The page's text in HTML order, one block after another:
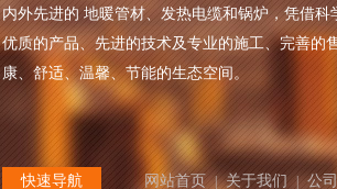
内外先进的 地暖管材、发热电缆和锅炉，凭借科
优质的产品、先进的技术及专业的施工、完善的
康、舒适、温馨、节能的生态空间。
快速导航 网站首页 | 关于我们 | 公